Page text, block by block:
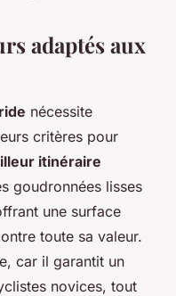
adaptés aux
nécessite
critères pour
itinéraire
goudronnées lisses
une surface
toute sa valeur.
car il garantit un
novices, tout